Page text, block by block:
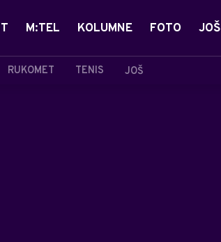
RUKOMET TENIS JOŠ
M:TEL KOLUMNE FOTO JOŠ